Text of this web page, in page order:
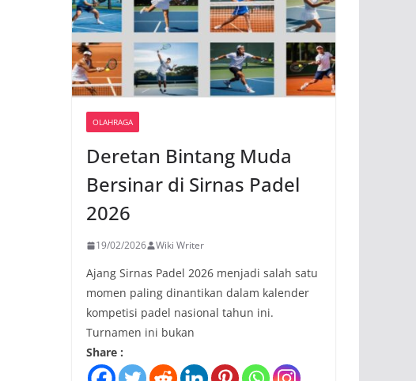
OLAHRAGA
Deretan Bintang Muda
Bersinar di Sirnas Padel
2026
19/02/2026 Wiki Writer
Ajang Sirnas Padel 2026 menjadi salah satu
momen paling dinantikan dalam kalender
kompetisi padel nasional tahun ini.
Turnamen ini bukan
Share :